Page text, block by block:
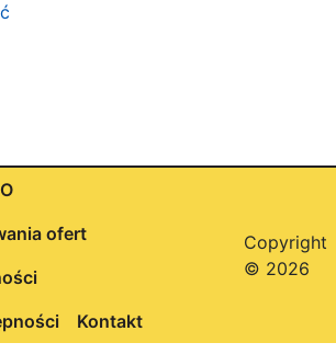
ofert
Kontakt
Copyright
© 2026